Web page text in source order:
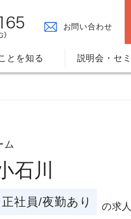
お問い合わせ
リアプランのサポート
とを知る
の原点
説明会・セ
ム
石川
正社員/夜勤あり の求